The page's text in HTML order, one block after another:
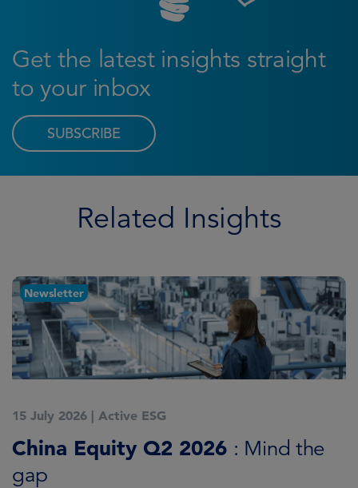
Get the latest insights straight
to your inbox
SUBSCRIBE
Related Insights
Newsletter
15 July 2026 | Active ESG
China Equity Q2 2026 : Mind the
gap